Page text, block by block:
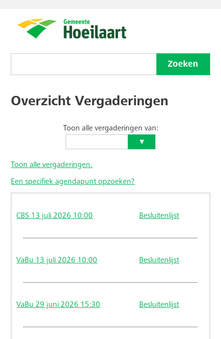
Overzicht Vergaderingen
Toon alle vergaderingen van:
Toon alle vergaderingen.
Een specifiek agendapunt opzoeken?
CBS 13 juli 2026 10:00 Besluitenlijst
VaBu 13 juli 2026 10:00 Besluitenlijst
VaBu 29 juni 2026 15:30 Besluitenlijst